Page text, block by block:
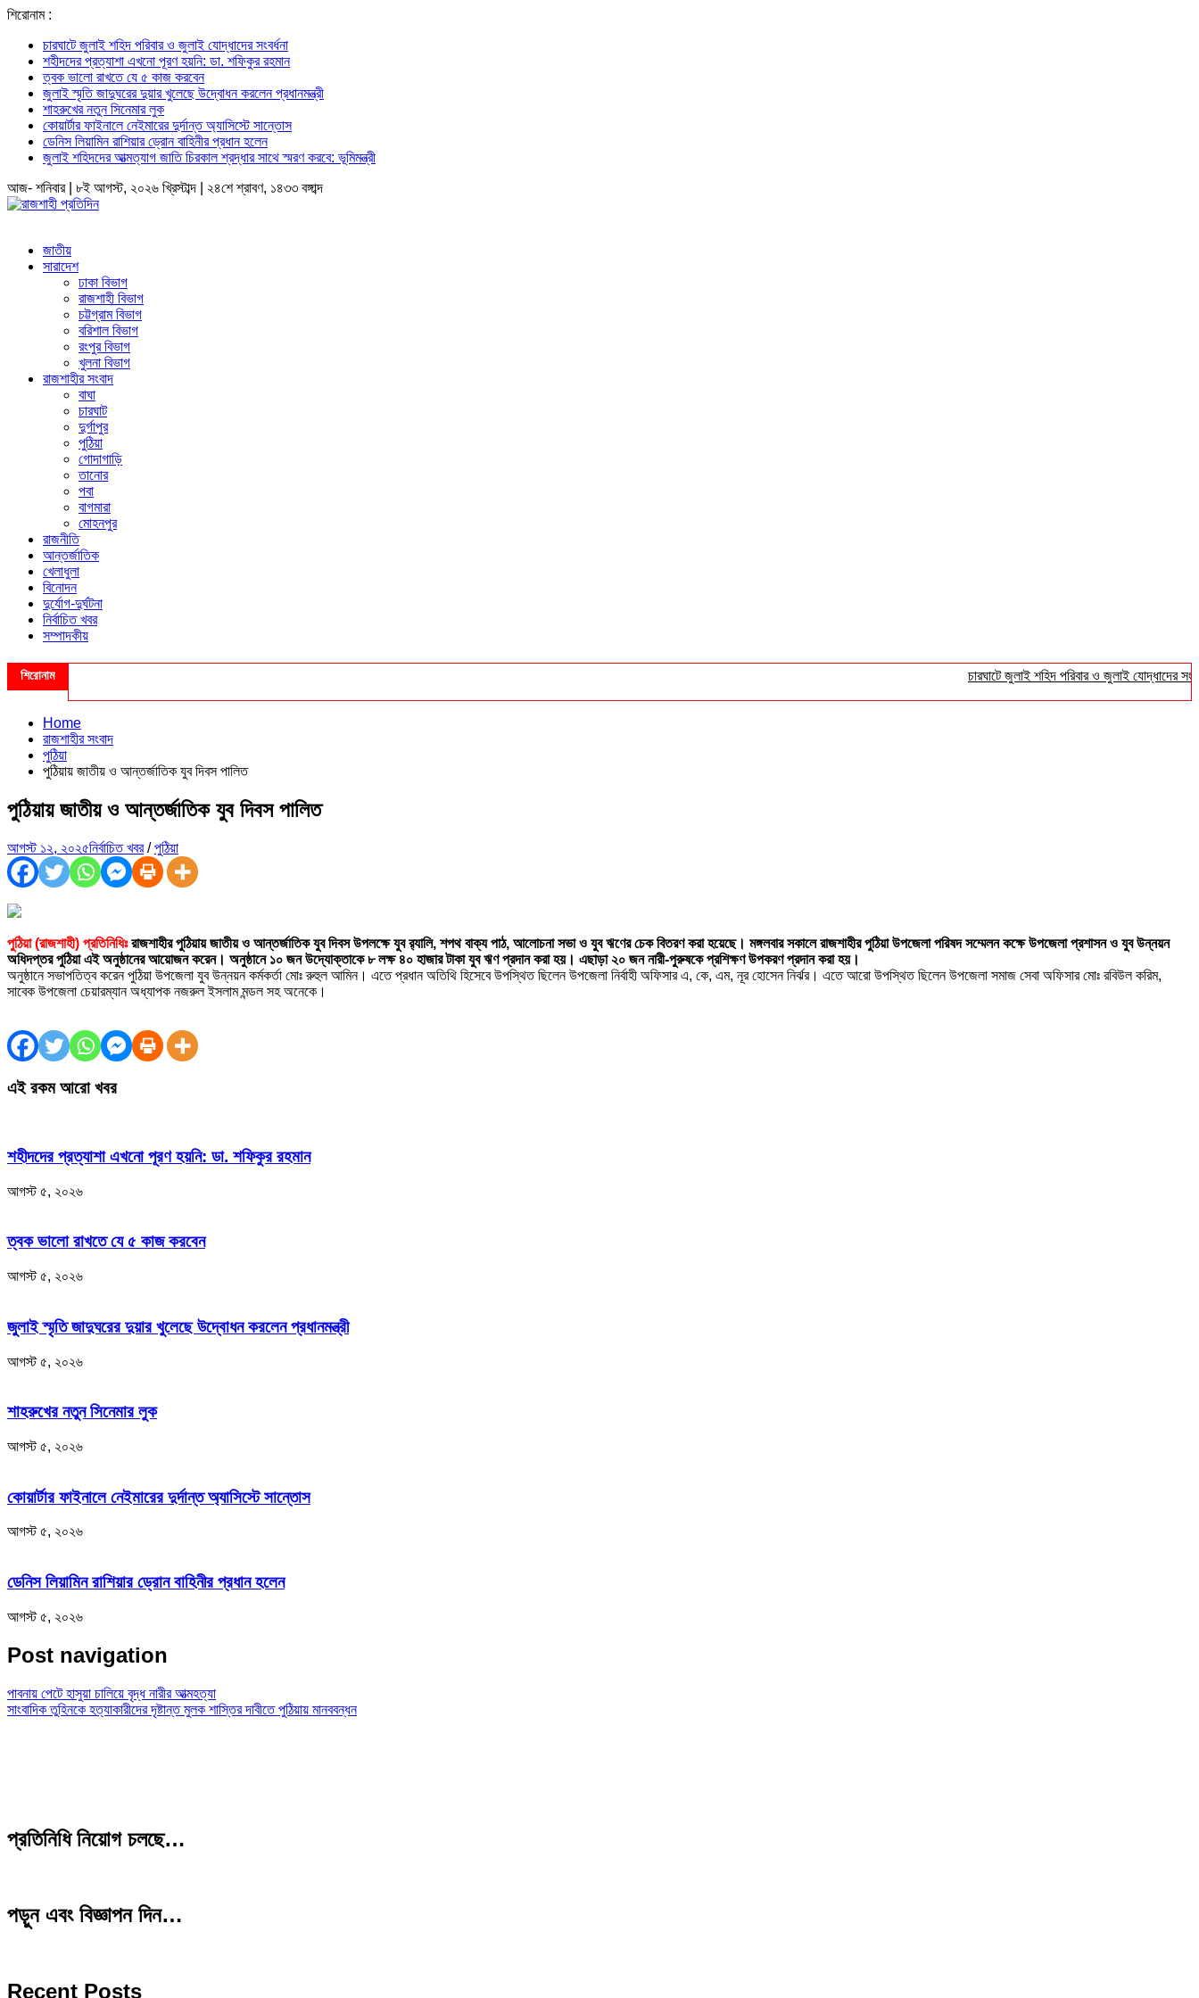
শিরোনাম :
চারঘাটে জুলাই শহিদ পরিবার ও জুলাই যোদ্ধাদের সংবর্ধনা
শহীদদের প্রত্যাশা এখনো পূরণ হয়নি: ডা. শফিকুর রহমান
ত্বক ভালো রাখতে যে ৫ কাজ করবেন
জুলাই স্মৃতি জাদুঘরের দুয়ার খুলেছে উদ্বোধন করলেন প্রধানমন্ত্রী
শাহরুখের নতুন সিনেমার লুক
কোয়ার্টার ফাইনালে নেইমারের দুর্দান্ত অ্যাসিস্টে সান্তোস
ডেনিস লিয়ামিন রাশিয়ার ড্রোন বাহিনীর প্রধান হলেন
জুলাই শহিদদের আত্মত্যাগ জাতি চিরকাল শ্রদ্ধার সাথে স্মরণ করবে: ভূমিমন্ত্রী
আজ- শনিবার | ৮ই আগস্ট, ২০২৬ খ্রিস্টাব্দ | ২৪শে শ্রাবণ, ১৪৩৩ বঙ্গাব্দ
জাতীয়
সারাদেশ
ঢাকা বিভাগ
রাজশাহী বিভাগ
চট্টগ্রাম বিভাগ
বরিশাল বিভাগ
রংপুর বিভাগ
খুলনা বিভাগ
রাজশাহীর সংবাদ
বাঘা
চারঘাট
দুর্গাপুর
পুঠিয়া
গোদাগাড়ি
তানোর
পবা
বাগমারা
মোহনপুর
রাজনীতি
আন্তর্জাতিক
খেলাধুলা
বিনোদন
দুর্যোগ-দুর্ঘটনা
নির্বাচিত খবর
সম্পাদকীয়
শিরোনাম চারঘাটে জুলাই শহিদ পরিবার ও জুলাই যোদ্ধাদের সংবর্ধনা
Home
রাজশাহীর সংবাদ
পুঠিয়া
পুঠিয়ায় জাতীয় ও আন্তর্জাতিক যুব দিবস পালিত
পুঠিয়ায় জাতীয় ও আন্তর্জাতিক যুব দিবস পালিত
আগস্ট ১২, ২০২৫নির্বাচিত খবর/পুঠিয়া
পুঠিয়া (রাজশাহী) প্রতিনিধিঃরাজশাহীর পুঠিয়ায় জাতীয় ও আন্তর্জাতিক যুব দিবস উপলক্ষে যুব র‌্যালি, শপথ বাক্য পাঠ, আলোচনা সভা ও যুব ঋণের চেক বিতরণ করা হয়েছে। মঙ্গলবার সকালে রাজশাহীর পুঠিয়া উপজেলা পরিষদ সম্মেলন কক্ষে উপজেলা প্রশাসন ও যুব উন্নয়ন
অধিদপ্তর পুঠিয়া এই অনুষ্ঠানের আয়োজন করেন। অনুষ্ঠানে ১০ জন উদ্যোক্তাকে ৮ লক্ষ ৪০ হাজার টাকা যুব ঋণ প্রদান করা হয়। এছাড়া ২০ জন নারী-পুরুষকে প্রশিক্ষণ উপকরণ প্রদান করা হয়।
অনুষ্ঠানে সভাপতিত্ব করেন পুঠিয়া উপজেলা যুব উন্নয়ন কর্মকর্তা মোঃ রুহুল আমিন। এতে প্রধান অতিথি হিসেবে উপস্থিত ছিলেন উপজেলা নির্বাহী অফিসার এ, কে, এম, নূর হোসেন নির্ঝর। এতে আরো উপস্থিত ছিলেন উপজেলা সমাজ সেবা অফিসার মোঃ রবিউল করিম,
সাবেক উপজেলা চেয়ারম্যান অধ্যাপক নজরুল ইসলাম মন্ডল সহ অনেকে।
এই রকম আরো খবর
শহীদদের প্রত্যাশা এখনো পূরণ হয়নি: ডা. শফিকুর রহমান
আগস্ট ৫, ২০২৬
ত্বক ভালো রাখতে যে ৫ কাজ করবেন
আগস্ট ৫, ২০২৬
জুলাই স্মৃতি জাদুঘরের দুয়ার খুলেছে উদ্বোধন করলেন প্রধানমন্ত্রী
আগস্ট ৫, ২০২৬
শাহরুখের নতুন সিনেমার লুক
আগস্ট ৫, ২০২৬
কোয়ার্টার ফাইনালে নেইমারের দুর্দান্ত অ্যাসিস্টে সান্তোস
আগস্ট ৫, ২০২৬
ডেনিস লিয়ামিন রাশিয়ার ড্রোন বাহিনীর প্রধান হলেন
আগস্ট ৫, ২০২৬
Post navigation
পাবনায় পেটে হাসুয়া চালিয়ে বৃদ্ধ নারীর আত্মহত্যা
সাংবাদিক তুহিনকে হত্যাকারীদের দৃষ্টান্ত মুলক শাস্তির দাবীতে পুঠিয়ায় মানববন্ধন
প্রতিনিধি নিয়োগ চলছে…
পড়ুন এবং বিজ্ঞাপন দিন…
Recent Posts